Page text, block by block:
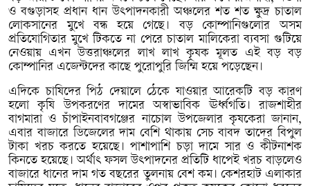
ও বগুড়াসহ প্রধান ধান উৎপাদনকারী অঞ্চলের শত শত ক্ষুদ্র চাতাল
লোকসানের মুখে বন্ধ হয়ে গেছে। বড় কোম্পানিগুলোর অসম
প্রতিযোগিতার মুখে টিকতে না পেরে চাতাল মালিকেরা ব্যবসা গুটিয়ে
নেওয়ায় এখন উত্তরাঞ্চলের লাখ লাখ কৃষক মূলত এই বড় বড়
কোম্পানির এজেন্টদের কাছে পুরোপুরি জিম্মি হয়ে পড়েছেন।
এদিকে চাষিদের পিঠ দেয়ালে ঠেকে যাওয়ার আরেকটি বড় কারণ
হলো কৃষি উপকরণের দামের অস্বাভাবিক ঊর্ধ্বগতি। রাজশাহীর
বাগমারা ও চাঁপাইনবাবগঞ্জের নাচোল উপজেলার কৃষকেরা জানান,
এবার বাজারে ডিজেলের দাম বেশি থাকায় সেচ বাবদ তাদের বিপুল
টাকা খরচ করতে হয়েছে। পাশাপাশি চড়া দামে সার ও কীটনাশক
কিনতে হয়েছে। অর্থাৎ ফসল উৎপাদনের প্রতিটি ধাপেই খরচ বাড়লেও
বাজারে ধানের দাম গত বছরের তুলনায় বেশ কম। কেশরহাট এলাকার